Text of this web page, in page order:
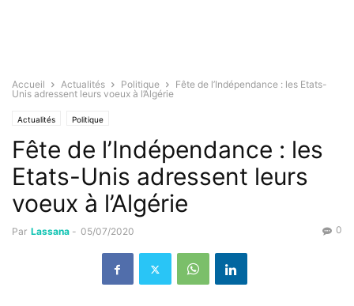
Accueil Actualités Politique
Fête de l’Indépendance : les Etats-
Unis adressent leurs voeux à l’Algérie
Actualités Politique
Fête de l’Indépendance : les
Etats-Unis adressent leurs
voeux à l’Algérie
Par Lassana - 05/07/2020 0